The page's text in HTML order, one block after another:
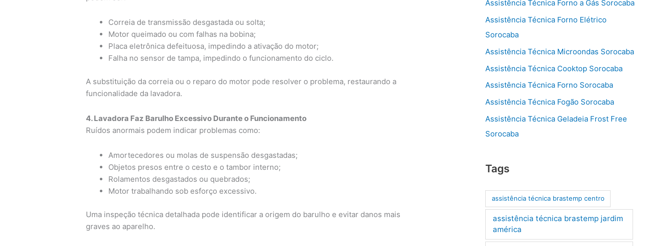
Correia de transmissão desgastada ou solta;
Motor queimado ou com falhas na bobina;
Placa eletrônica defeituosa, impedindo a ativação do motor;
Falha no sensor de tampa, impedindo o funcionamento do ciclo.
A substituição da correia ou o reparo do motor pode resolver o problema, restaurando a
funcionalidade da lavadora.
4. Lavadora Faz Barulho Excessivo Durante o Funcionamento
Ruídos anormais podem indicar problemas como:
Amortecedores ou molas de suspensão desgastadas;
Objetos presos entre o cesto e o tambor interno;
Rolamentos desgastados ou quebrados;
Motor trabalhando sob esforço excessivo.
Uma inspeção técnica detalhada pode identificar a origem do barulho e evitar danos mais
graves ao aparelho.
Assistência Técnica Forno a Gás Sorocaba
Assistência Técnica Forno Elétrico
Sorocaba
Assistência Técnica Microondas Sorocaba
Assistência Técnica Cooktop Sorocaba
Assistência Técnica Forno Sorocaba
Assistência Técnica Fogão Sorocaba
Assistência Técnica Geladeia Frost Free
Sorocaba
Tags
assistência técnica brastemp centro
assistência técnica brastemp jardim
américa